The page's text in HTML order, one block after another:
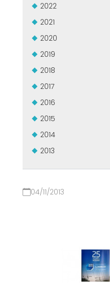
MASZYNY UŻYWANE Z
2022
2021
2020
2019
2018
2017
2016
2015
2014
2013
04/11/2013